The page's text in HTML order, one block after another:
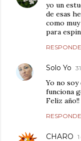
yo un
de esas
como
para
Solo Yo
Yo no
funciona
Feliz año!!
CHARO